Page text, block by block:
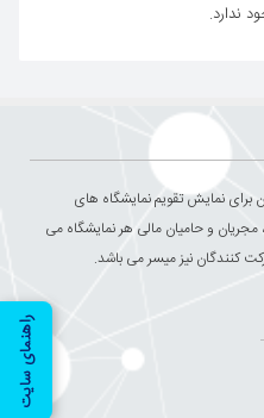
راهنمای سایت
ندارد.
برای نمایش تقویم نمایشگاه های
و حامیان مالی هر نمایشگاه می
کنندگان نیز میسر می باشد.